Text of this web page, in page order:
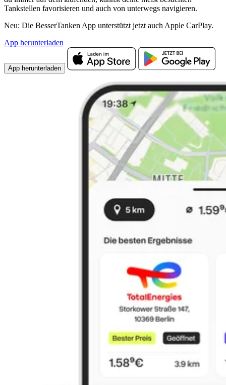
Tankstellen favorisieren und auch von unterwegs navigieren.
Neu: Die BesserTanken App unterstützt jetzt auch Apple CarPlay.
App herunterladen
App herunterladen